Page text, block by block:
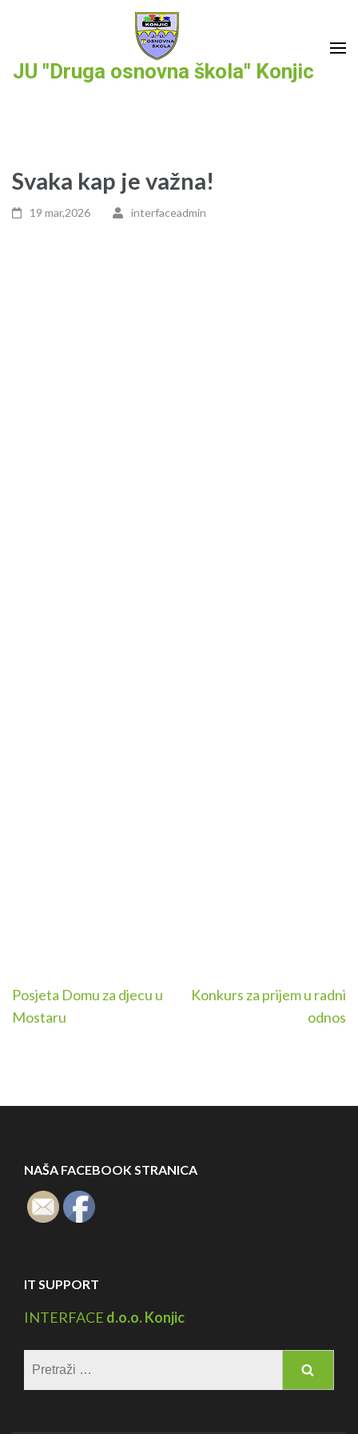
(Press
JU "Druga osnovna škola" Konjic
Svaka kap je važna!
19 mar,2026 interfaceadmin
Navigacija
članaka
Posjeta Domu za djecu u
Mostaru
Konkurs za prijem u radni
odnos
NAŠA FACEBOOK STRANICA
IT SUPPORT
INTERFACE d.o.o. Konjic